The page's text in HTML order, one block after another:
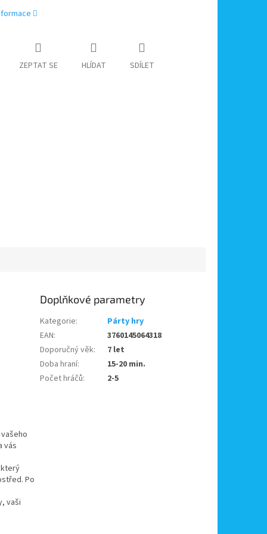
ZEPTAT SE HLÍDAT SDÍLET
vás
Po
vaši
Doplňkové parametry
Kategorie:
Párty hry
EAN:
3760145064318
Doporučný věk:
7 let
Doba hraní:
15-20 min.
Počet hráčů: 2-5